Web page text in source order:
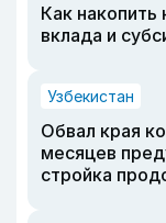
Как
вклада и
Узбекистан
Обвал края
месяцев
стройка